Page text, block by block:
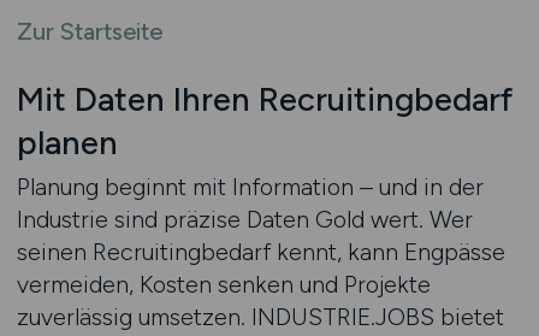
Zur Startseite
Mit Daten Ihren Recruitingbedarf
planen
Planung beginnt mit Information – und in der
Industrie sind präzise Daten Gold wert. Wer
seinen Recruitingbedarf kennt, kann Engpässe
vermeiden, Kosten senken und Projekte
zuverlässig umsetzen. INDUSTRIE.JOBS bietet